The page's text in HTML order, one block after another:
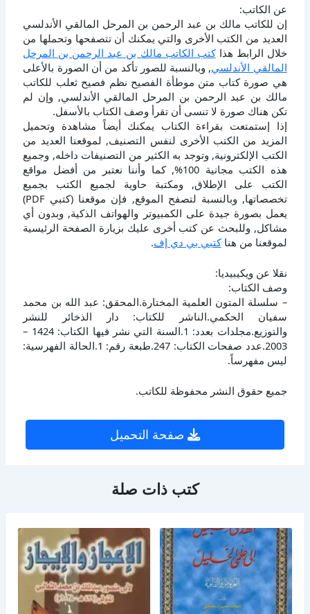
عن الكاتب:
إن للكاتب مالك بن عبد الرحمن بن المرحل المالقي الأندلسي
العديد من الكتب الأخرى والتي يمكنك أن تتصفحها وتحملها من
خلال الرابط هذاكتب الكاتب مالك بن عبد الرحمن بن المرحل
المالقي الأندلسي, وبالنسبة للصور تأكد من أن الصورة بالأعلى
هي صورة كتاب متن موطأة الفصيح نظم فصيح ثعلب للكاتب
مالك بن عبد الرحمن بن المرحل المالقي الأندلسي, وإن لم
تكن هناك صورة لا تنسى أن تقرأ وصف الكتاب بالأسفل.
إذا إستمتعت بقراءة الكتاب يمكنك أيضاً مشاهدة وتحميل
المزيد من الكتب الأخرى لنفس التصنيف, لموقعنا العديد من
الكتب الإلكترونية, وتوجد به الكثير من التصنيفات داخله, وجميع
هذه الكتب مجانية 100%, كما وأننا نعتبر من أفضل مواقع
الكتب على الإطلاق, ومكتبة حاوية لجميع الكتب بجميع
تخصصاتها, وبالنسبة لتصفح الموقع, فإن موقعنا (كتبي PDF)
يعمل بصورة جيدة على الكمبيوتر والهواتف الذكية, وبدون أي
مشاكل, وللبحث عن كتب أخرى عليك بزيارة الصفحة الرئيسية
لموقعنا من هناكتبي بي دي إف.
نقلا عن ويكيبيديا:
وصف الكتاب:
– سلسلة المتون العلمية المختارة.المحقق: عبد الله بن محمد
سفيان الحكمي.الناشر للكتاب: دار الذخائر للنشر
والتوزيع.مجلدات بعدد: 1.السنة التي نشر فيها الكتاب: 1424 –
2003.عدد صفحات الكتاب: 247.طبعة رقم: 1.الحالة الفهرسية:
ليس مفهرساً.
جميع حقوق النشر محفوظة للكاتب.
صفحة التحميل
كتب ذات صلة